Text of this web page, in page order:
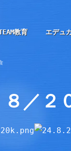
教育 エデュ
８／